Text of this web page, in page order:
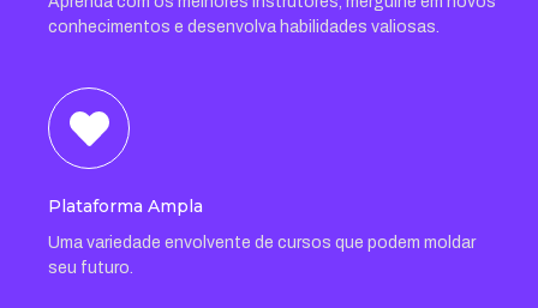
conhecimentos e desenvolva habilidades valiosas.
Plataforma Ampla
Uma variedade envolvente de cursos que podem moldar
seu futuro.